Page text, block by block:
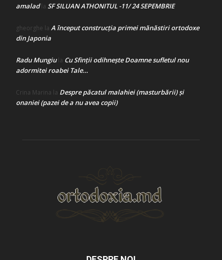
amaladla SF SILUAN ATHONITUL -11/ 24 SEPEMBRIE
gheorghe la A început construcţia primei mănăstiri ortodoxe
din Japonia
Radu Mungiula Cu Sfinții odihnește Doamne sufletul nou
adormitei roabei Tale…
Crina Marina la Despre păcatul malahiei (masturbării) şi
onaniei (pazei de a nu avea copii)